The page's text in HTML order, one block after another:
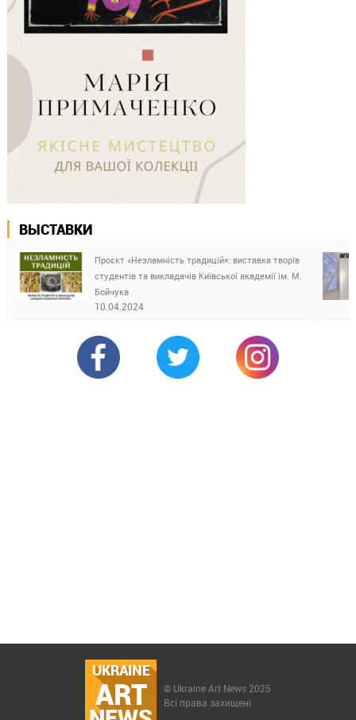
ВЫСТАВКИ
Проєкт «Незламність традицій»: виставка творів
студентів та викладачів Київської академії ім. М.
Бойчука
10.04.2024
UKRAINE
ART
© Ukraine Art News 2025
Всі права захищені